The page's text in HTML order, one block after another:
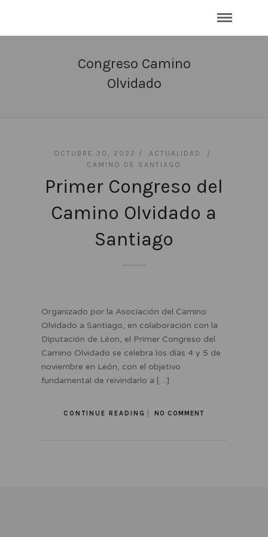
Congreso Camino
Olvidado
OCTUBRE 30, 2022 / ACTUALIDAD
/
CAMINO DE SANTIAGO
Primer Congreso del
Camino Olvidado a
Santiago
Organizado por la Asociación del Camino
Olvidado a Santiago, en colaboración con la
Diputación de Léon, el Primer Congreso del
Camino Olvidado se celebra los días 4 y 5 de
noviembre en León, con el objetivo
fundamental de reivindarlo a […]
CONTINUE READING NO COMMENT